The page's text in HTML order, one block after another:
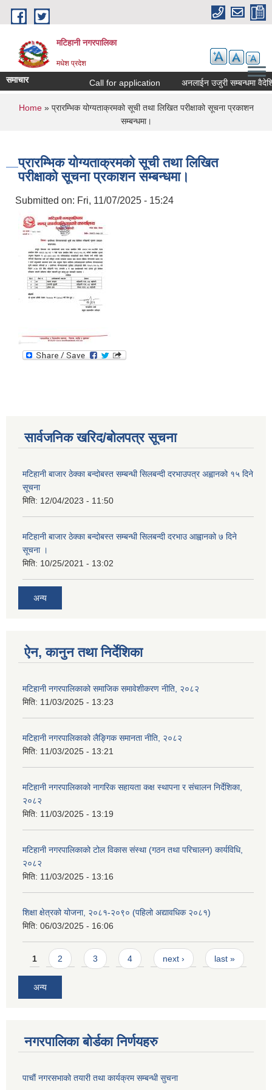
Skip to main content
मटिहानी नगरपालिका
मधेश प्रदेश
समाचार Call for application अनलाईन उजुरी सम्बन्धमा
You are here
Home» प्रारम्भिक योग्यताक्रमको सूची तथा लिखित परीक्षाको सूचना प्रकाशन
सम्बन्धमा।
प्रारम्भिक योग्यताक्रमको सूची तथा लिखित
परीक्षाको सूचना प्रकाशन सम्बन्धमा।
Submitted on: Fri, 11/07/2025 - 15:24
सार्वजनिक खरिद/बोलपत्र सूचना
मटिहानी बाजार ठेक्का बन्दोबस्त सम्बन्धी सिलबन्दी दरभाउपत्र अह्वानको १५ दिने
सूचना
मिति: 12/04/2023 - 11:50
मटिहानी बाजार ठेक्का बन्दोबस्त सम्बन्धी सिलबन्दी दरभाउ आह्वानको ७ दिने
सूचना ।
मिति: 10/25/2021 - 13:02
अन्य
ऐन, कानुन तथा निर्देशिका
मटिहानी नगरपालिकाको समाजिक समावेशीकरण नीति, २०८२
मिति: 11/03/2025 - 13:23
मटिहानी नगरपालिकाको लैङ्गिक समानता नीति, २०८२
मिति: 11/03/2025 - 13:21
मटिहानी नगरपालिकाको नागरिक सहायता कक्ष स्थापना र संचालन निर्देशिका,
२०८२
मिति: 11/03/2025 - 13:19
मटिहानी नगरपालिकाको टोल विकास संस्था (गठन तथा परिचालन) कार्यविधि,
२०८२
मिति: 11/03/2025 - 13:16
शिक्षा क्षेत्रको योजना, २०८१-२०९० ‌‍(पहिलो अद्यावधिक २०८१)
मिति: 06/03/2025 - 16:06
Pages
1 2 3 4 next › last »
अन्य
नगरपालिका बोर्डका निर्णयहरु
पाचाैं नगरसभाको तयारी तथा कार्यक्रम सम्बन्धी सुचना